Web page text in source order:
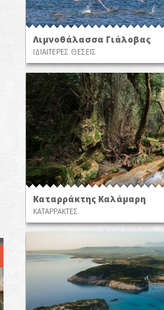
Λιμνοθάλασσα Γιάλοβας
ΙΔΙΑΙΤΕΡΕΣ ΘΕΣΕΙΣ
Καταρράκτης Καλάμαρη
ΚΑΤΑΡΡΑΚΤΕΣ